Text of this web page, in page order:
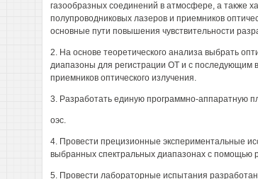
газообразных соединений в атмосфере, а также
полупроводниковых лазеров и приемников
основные пути повышения чувствительности
2. На основе теоретического анализа выбрать
диапазоны для регистрации ОТ и с последующим
приемников оптического излучения.
3. Разработать единую программно-аппаратную
оэс.
4. Провести прецизионные экспериментальные
выбранных спектральных диапазонах с помощью
5. Провести лабораторные испытания